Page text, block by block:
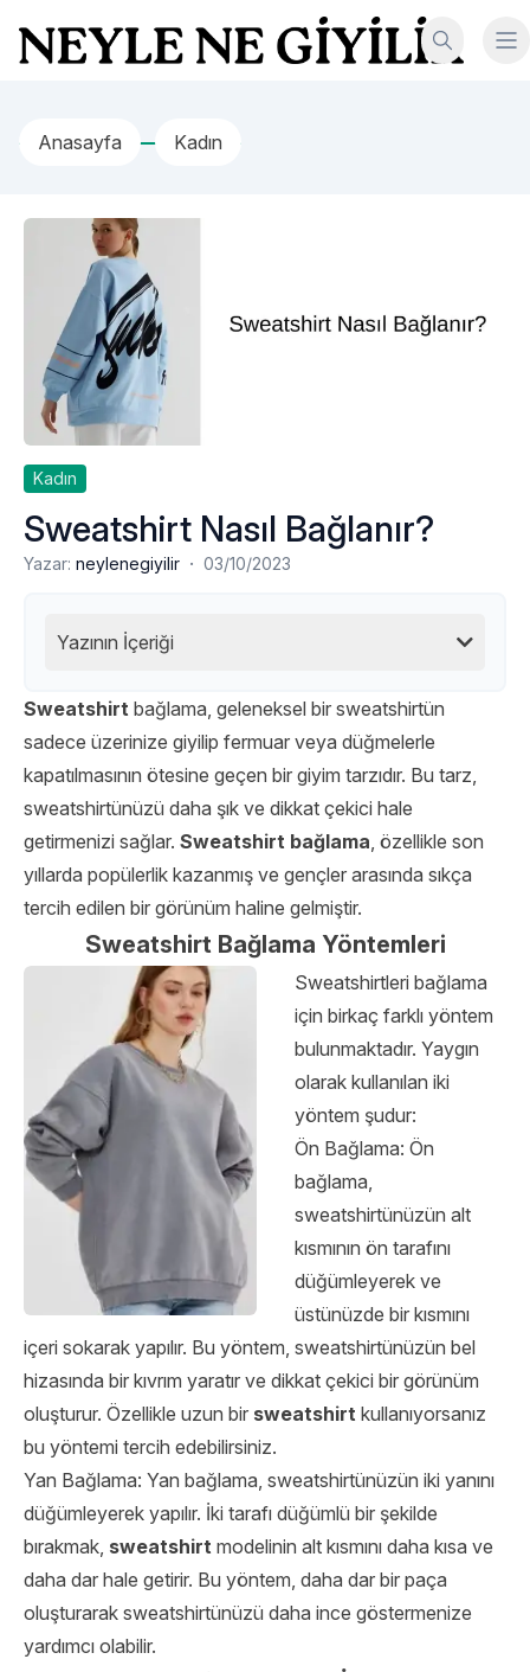
Neyle Ne Giyilir
Anasayfa Kadın
Kadın
Sweatshirt Nasıl Bağlanır?
Yazar: neylenegiyilir · 03/10/2023
Yazının İçeriği
Sweatshirt bağlama, geleneksel bir sweatshirtün
sadece üzerinize giyilip fermuar veya düğmelerle
kapatılmasının ötesine geçen bir giyim tarzıdır. Bu tarz,
sweatshirtünüzü daha şık ve dikkat çekici hale
getirmenizi sağlar. Sweatshirt bağlama, özellikle son
yıllarda popülerlik kazanmış ve gençler arasında sıkça
tercih edilen bir görünüm haline gelmiştir.
Sweatshirt Bağlama Yöntemleri
Sweatshirtleri bağlama
için birkaç farklı yöntem
bulunmaktadır. Yaygın
olarak kullanılan iki
yöntem şudur:
Ön Bağlama: Ön
bağlama,
sweatshirtünüzün alt
kısmının ön tarafını
düğümleyerek ve
üstünüzde bir kısmını
içeri sokarak yapılır. Bu yöntem, sweatshirtünüzün bel
hizasında bir kıvrım yaratır ve dikkat çekici bir görünüm
oluşturur. Özellikle uzun bir sweatshirt kullanıyorsanız
bu yöntemi tercih edebilirsiniz.
Yan Bağlama: Yan bağlama, sweatshirtünüzün iki yanını
düğümleyerek yapılır. İki tarafı düğümlü bir şekilde
bırakmak, sweatshirt modelinin alt kısmını daha kısa ve
daha dar hale getirir. Bu yöntem, daha dar bir paça
oluşturarak sweatshirtünüzü daha ince göstermenize
yardımcı olabilir.